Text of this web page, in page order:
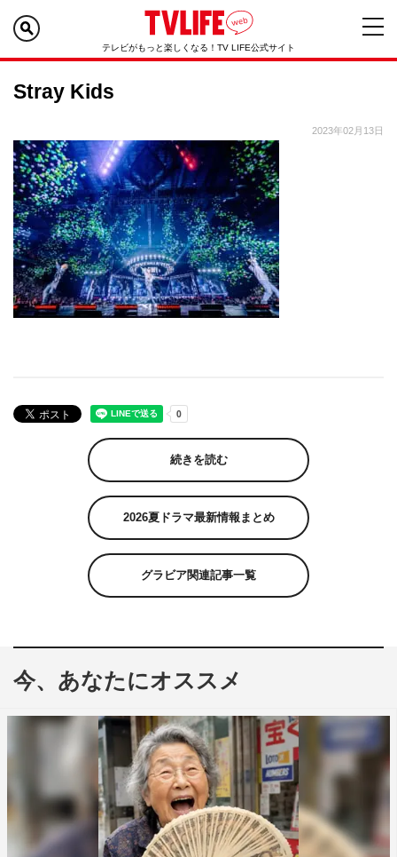
テレビがもっと楽しくなる！TV LIFE公式サイト
Stray Kids
2023年02月13日
続きを読む
2026夏ドラマ最新情報まとめ
グラビア関連記事一覧
今、あなたにオススメ